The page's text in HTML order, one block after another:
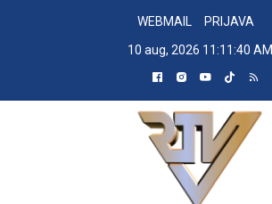
WEBMAIL
PRIJAVA
10 aug, 2026 11:11:41 AM